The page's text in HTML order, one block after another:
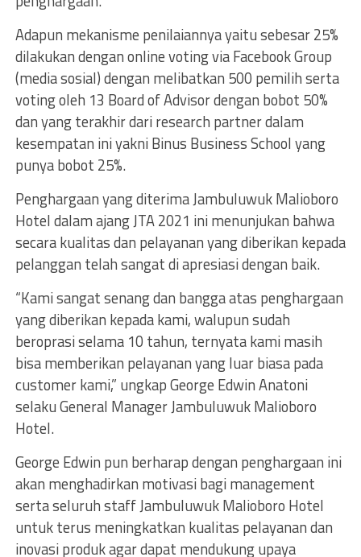
Adapun mekanisme penilaiannya yaitu sebesar 25%
dilakukan dengan online voting via Facebook Group
(media sosial) dengan melibatkan 500 pemilih serta
voting oleh 13 Board of Advisor dengan bobot 50%
dan yang terakhir dari research partner dalam
kesempatan ini yakni Binus Business School yang
punya bobot 25%.
Penghargaan yang diterima Jambuluwuk Malioboro
Hotel dalam ajang JTA 2021 ini menunjukan bahwa
secara kualitas dan pelayanan yang diberikan kepada
pelanggan telah sangat di apresiasi dengan baik.
“Kami sangat senang dan bangga atas penghargaan
yang diberikan kepada kami, walupun sudah
beroprasi selama 10 tahun, ternyata kami masih
bisa memberikan pelayanan yang luar biasa pada
customer kami,” ungkap George Edwin Anatoni
selaku General Manager Jambuluwuk Malioboro
Hotel.
George Edwin pun berharap dengan penghargaan ini
akan menghadirkan motivasi bagi management
serta seluruh staff Jambuluwuk Malioboro Hotel
untuk terus meningkatkan kualitas pelayanan dan
inovasi produk agar dapat mendukung upaya